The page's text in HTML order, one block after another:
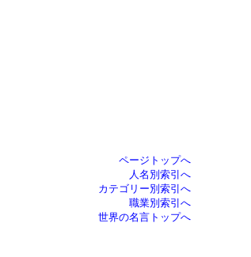
ページトップへ
人名別索引へ
カテゴリー別索引へ
職業別索引へ
世界の名言トップへ